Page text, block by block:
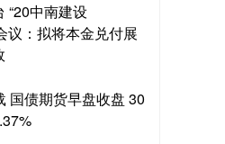
“20中南建设
议：拟将本金兑付展
国债期货早盘收盘 30